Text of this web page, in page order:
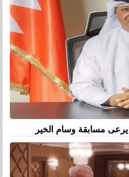
يرعى مسابقة وسام الخير